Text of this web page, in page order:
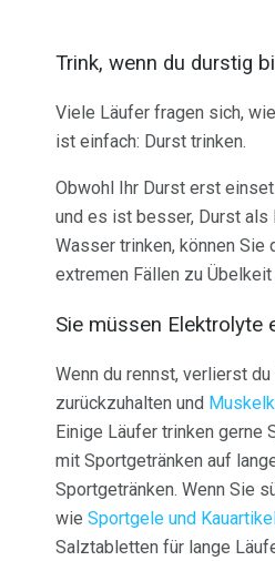
Trink, wenn du durstig
Viele Läufer fragen sich,
ist einfach: Durst trinken.
Obwohl Ihr Durst erst
und es ist besser, Durst als
Wasser trinken, können Sie
extremen Fällen zu
Sie müssen Elektrolyte
Wenn du rennst, verlierst
zurückzuhalten und
Einige Läufer trinken gerne
mit Sportgetränken auf
Sportgetränken. Wenn Sie
wie Sportgele und
Salztabletten für lange